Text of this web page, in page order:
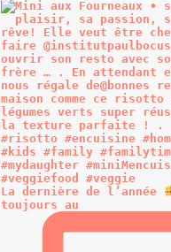
La dernière de l’année
toujours au